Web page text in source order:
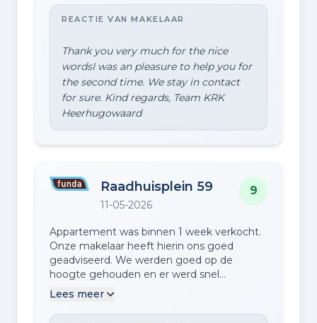
the BEST! The whole team is very friendly,
very helpful. Highly recommended!
REACTIE VAN MAKELAAR
Thank you very much for the nice
wordsI was an pleasure to help you for
the second time. We stay in contact
for sure. Kind regards, Team KRK
Raadhuisplein 59
11-05-2026
9
Appartement was binnen 1 week verkocht.
Onze makelaar heeft hierin ons goed
geadviseerd. We werden goed op de
hoogte gehouden en er werd snel
gehandeld. Zeer vriendelijk en netjes
Lees meer